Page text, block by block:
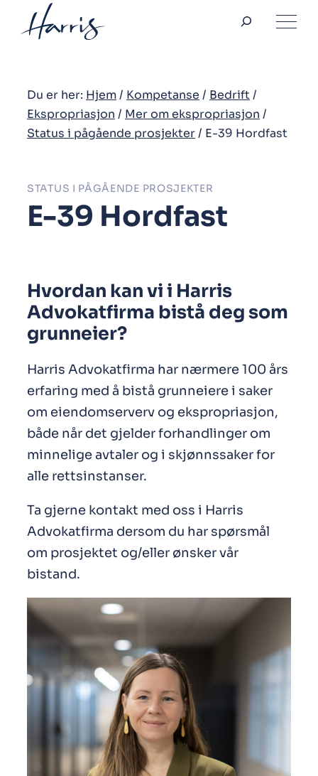
innhold
Søk
Du er her: Hjem/ Kompetanse / Bedrift/
Ekspropriasjon / Mer om ekspropriasjon /
Status i pågående prosjekter/ E-39 Hordfast
STATUS I PÅGÅENDE PROSJEKTER
E-39 Hordfast
Hvordan kan vi i Harris
Advokatfirma bistå deg som
grunneier?
Harris Advokatfirma har nærmere 100 års
erfaring med å bistå grunneiere i saker
om eiendomserverv og ekspropriasjon,
både når det gjelder forhandlinger om
minnelige avtaler og i skjønnssaker for
alle rettsinstanser.
Ta gjerne kontakt med oss i Harris
Advokatfirma dersom du har spørsmål
om prosjektet og/eller ønsker vår
bistand.